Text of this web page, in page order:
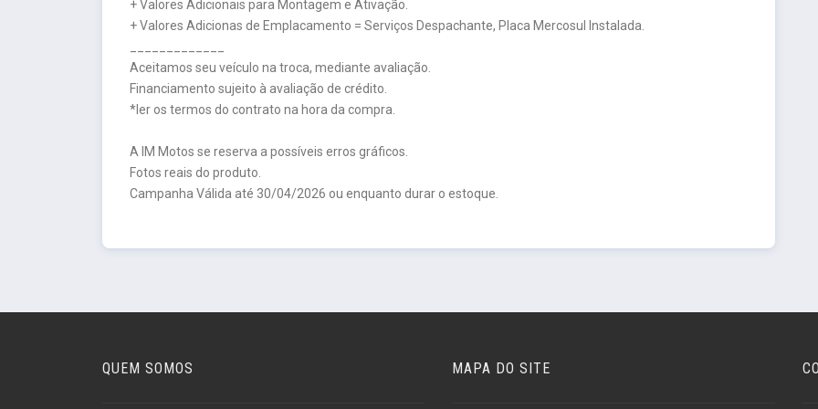
+ Valores Adicionais para Montagem e Ativação.
+ Valores Adicionas de Emplacamento = Serviços Despachante, Placa Mercosul Instalada.
Aceitamos seu veículo na troca, mediante avaliação.
Financiamento sujeito à avaliação de crédito.
*ler os termos do contrato na hora da compra.
A IM Motos se reserva a possíveis erros gráficos.
Fotos reais do produto.
Campanha Válida até 30/04/2026 ou enquanto durar o estoque.
QUEM SOMOS MAPA DO SITE